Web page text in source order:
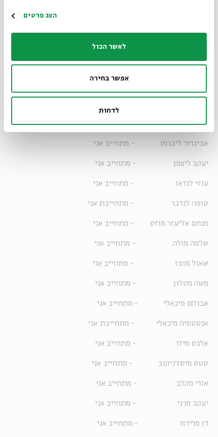
הצג פרטים
לאשר הכול
אפשר בחירה
לדחות
ישראל כץ - מתחייב אני
ציפי לבני - מתחייבת אני
יריב לוין - מתחייב אני
אביגדור ליברמן - מתחייב אני
יעקב ליצמן - מתחייב אני
עוזי לנדאו - מתחייב אני
סופה לנדבר - מתחייבת אני
מנחם אליעזר מוזס - מתחייב אני
שלמה מולה - מתחייב אני
שאול מופז - מתחייב אני
משה מטלון - מתחייב אני
אברהם מיכאלי - מתחייב אני
אנסטסיה מיכאלי - מתחייבת אני
אלכס מילר - מתחייב אני
סטס מיסז'ניקוב - מתחייב אני
אורי מקלב - מתחייב אני
יעקב מרגי - מתחייב אני
דן מרידור - מתחייב אני